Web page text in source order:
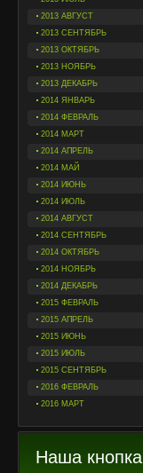
2013 АВГУСТ
2013 СЕНТЯБРЬ
2013 ОКТЯБРЬ
2013 НОЯБРЬ
2013 ДЕКАБРЬ
2014 ЯНВАРЬ
2014 ФЕВРАЛЬ
2014 МАРТ
2014 АПРЕЛЬ
2014 МАЙ
2014 ИЮНЬ
2014 ИЮЛЬ
2014 АВГУСТ
2014 СЕНТЯБРЬ
2014 ОКТЯБРЬ
2014 НОЯБРЬ
2014 ДЕКАБРЬ
2015 ФЕВРАЛЬ
2015 АПРЕЛЬ
2015 ИЮНЬ
2015 ИЮЛЬ
2015 СЕНТЯБРЬ
2016 ФЕВРАЛЬ
2016 МАРТ
Наша кнопка